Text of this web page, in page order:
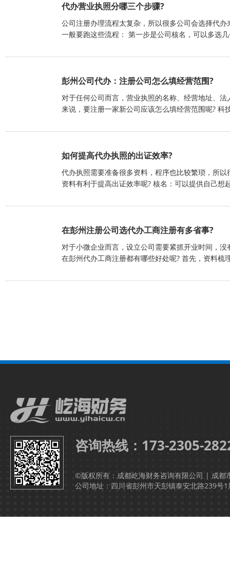
代办营业执照分哪三个步骤?
公司注册办理流程太复杂，所以很多公司会选择代
一般要跑这些流程： 第一步是公司核名，可以多选
彭州公司代办：注册公司怎么填经营范围?
对于任何公司而言，营业执照的名称、经营地址、
来说，要注册一家新公司应该怎么填经营范围呢? 科
如何提高代办执照的出证效率?
代办执照需要准备很多资料，程序也比较繁琐，所
资料有利于提高出证效率呢? 核名：可以提供自己想
在彭州注册公司选代办工商注册有多省事?
对于小微企业而言，设立公司需要紧抓开业时间，
在彭州代办工商注册都有哪些好处呢? 首先，资料梳
咨询热线：173-2305-
©版权所有：成都屹海财务咨询有限公司 | 成都
公司地址：四川省彭州市天彭镇泰安北路239号